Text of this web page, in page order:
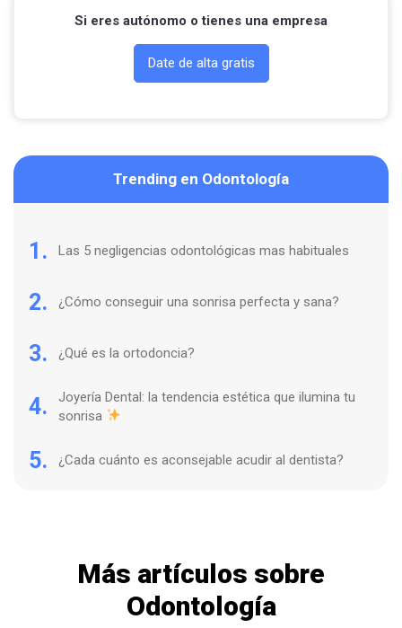
Si eres autónomo o tienes una empresa
Date de alta gratis
Trending en Odontología
1. Las 5 negligencias odontológicas mas habituales
2. ¿Cómo conseguir una sonrisa perfecta y sana?
3. ¿Qué es la ortodoncia?
4.
Joyería Dental: la tendencia estética que ilumina tu
sonrisa
5. ¿Cada cuánto es aconsejable acudir al dentista?
Más artículos sobre
Odontología